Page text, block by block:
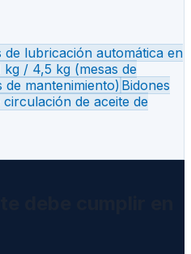
lubricación automática en
kg / 4,5 kg (mesas de
mantenimiento) Bidones
de aceite de